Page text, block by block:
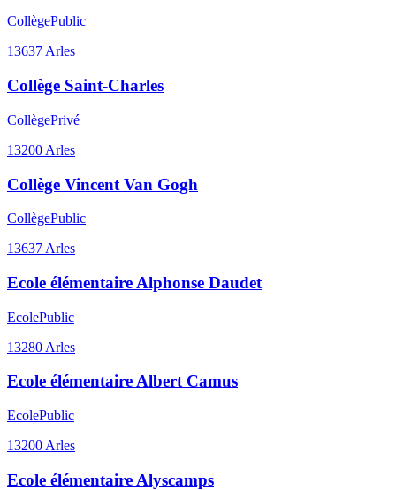
CollègePublic
13637 Arles
Collège Saint-Charles
CollègePrivé
13200 Arles
Collège Vincent Van Gogh
CollègePublic
13637 Arles
Ecole élémentaire Alphonse Daudet
EcolePublic
13280 Arles
Ecole élémentaire Albert Camus
EcolePublic
13200 Arles
Ecole élémentaire Alyscamps